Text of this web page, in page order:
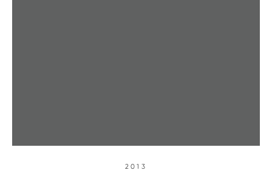
2013